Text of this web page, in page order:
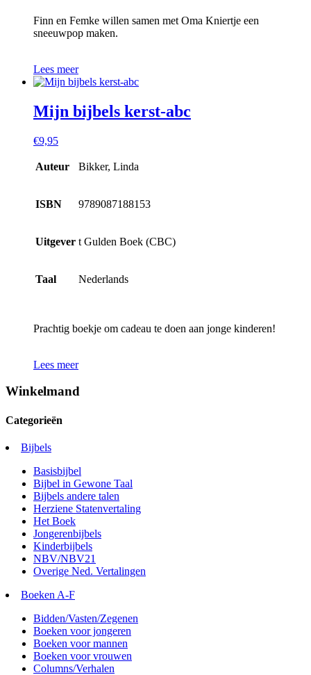
Finn en Femke willen samen met Oma Kniertje een
sneeuwpop maken.
Lees meer
Mijn bijbels kerst-abc
€9,95
Auteur Bikker, Linda
ISBN 9789087188153
Uitgever t Gulden Boek (CBC)
Taal Nederlands
Prachtig boekje om cadeau te doen aan jonge kinderen!
Lees meer
Winkelmand
Categorieën
Bijbels
Basisbijbel
Bijbel in Gewone Taal
Bijbels andere talen
Herziene Statenvertaling
Het Boek
Jongerenbijbels
Kinderbijbels
NBV/NBV21
Overige Ned. Vertalingen
Boeken A-F
Bidden/Vasten/Zegenen
Boeken voor jongeren
Boeken voor mannen
Boeken voor vrouwen
Columns/Verhalen